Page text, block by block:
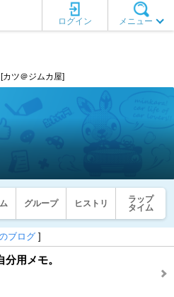
メニュー
ログイン
カツ＠ジムカ屋]
グループ ヒストリ
ラップ
タイム
ブログ ]
用メモ。